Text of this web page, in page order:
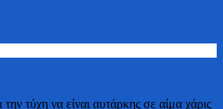
τύχη να είναι αυτάρκης σε αίμα χάρις